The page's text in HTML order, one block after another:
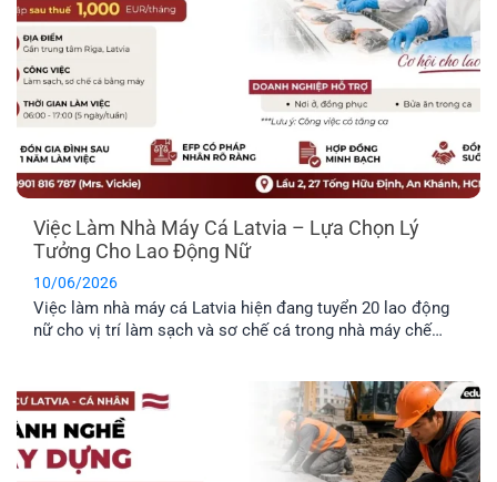
Việc Làm Nhà Máy Cá Latvia – Lựa Chọn Lý
Tưởng Cho Lao Động Nữ
10/06/2026
Việc làm nhà máy cá Latvia hiện đang tuyển 20 lao động
nữ cho vị trí làm sạch và sơ chế cá trong nhà máy chế
chỗ ở. Đây là công việc rất [...]